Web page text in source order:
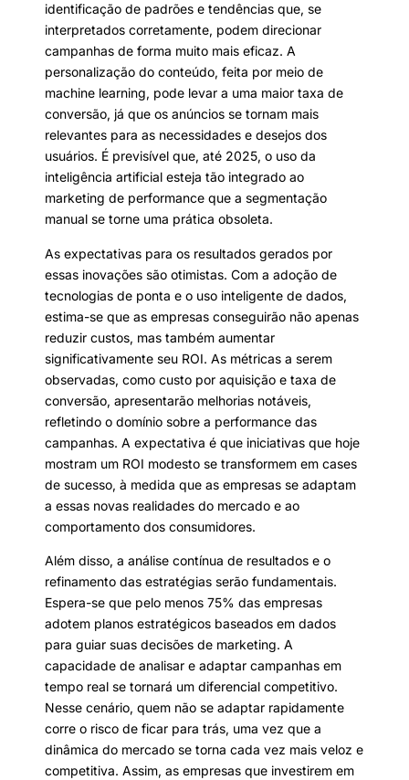
identificação de padrões e tendências que, se
interpretados corretamente, podem direcionar
campanhas de forma muito mais eficaz. A
personalização do conteúdo, feita por meio de
machine learning, pode levar a uma maior taxa de
conversão, já que os anúncios se tornam mais
relevantes para as necessidades e desejos dos
usuários. É previsível que, até 2025, o uso da
inteligência artificial esteja tão integrado ao
marketing de performance que a segmentação
manual se torne uma prática obsoleta.
As expectativas para os resultados gerados por
essas inovações são otimistas. Com a adoção de
tecnologias de ponta e o uso inteligente de dados,
estima-se que as empresas conseguirão não apenas
reduzir custos, mas também aumentar
significativamente seu ROI. As métricas a serem
observadas, como custo por aquisição e taxa de
conversão, apresentarão melhorias notáveis,
refletindo o domínio sobre a performance das
campanhas. A expectativa é que iniciativas que hoje
mostram um ROI modesto se transformem em cases
de sucesso, à medida que as empresas se adaptam
a essas novas realidades do mercado e ao
comportamento dos consumidores.
Além disso, a análise contínua de resultados e o
refinamento das estratégias serão fundamentais.
Espera-se que pelo menos 75% das empresas
adotem planos estratégicos baseados em dados
para guiar suas decisões de marketing. A
capacidade de analisar e adaptar campanhas em
tempo real se tornará um diferencial competitivo.
Nesse cenário, quem não se adaptar rapidamente
corre o risco de ficar para trás, uma vez que a
dinâmica do mercado se torna cada vez mais veloz e
competitiva. Assim, as empresas que investirem em